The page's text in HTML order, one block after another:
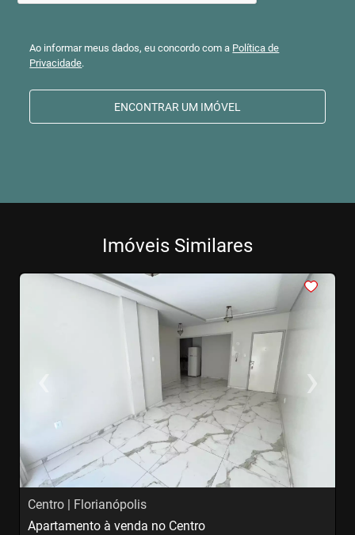
Ao informar meus dados, eu concordo com a Política de
Privacidade.
ENCONTRAR UM IMÓVEL
Imóveis Similares
‹ ›
Centro | Florianópolis
Apartamento à venda no Centro